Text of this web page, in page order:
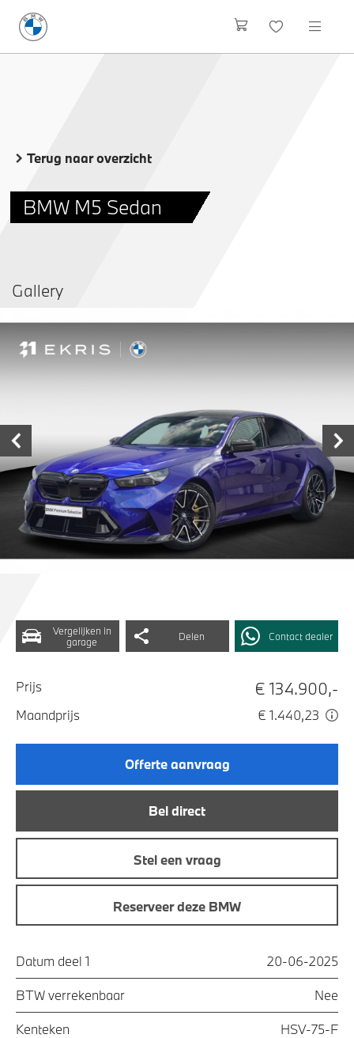
Terug naar overzicht
BMW M5 Sedan
Vergelijken in
garage
Delen Contact dealer
Prijs € 134.900,-
Maandprijs € 1.440,23
Offerte aanvraag
Bel direct
Stel een vraag
Reserveer deze BMW
Datum deel 1 20-06-2025
BTW verrekenbaar Nee
Kenteken HSV-75-F
Gallery